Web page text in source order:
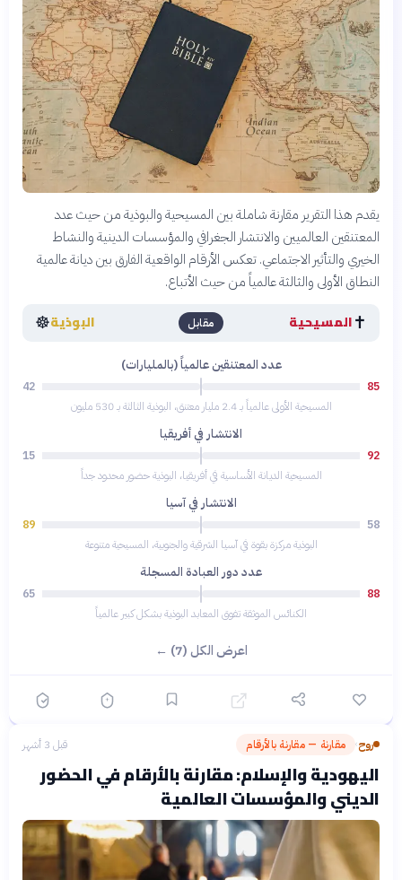
يقدم هذا التقرير مقارنة شاملة بين المسيحية والبوذية من حيث عدد
المعتنقين العالميين والانتشار الجغرافي والمؤسسات الدينية والنشاط
الخيري والتأثير الاجتماعي. تعكس الأرقام الواقعية الفارق بين ديانة عالمية
النطاق الأولى والثالثة عالمياً من حيث الأتباع.
✝️المسيحية مقابل البوذية☸️
عدد المعتنقين عالمياً (بالمليارات)
85
42
المسيحية الأولى عالمياً بـ 2.4 مليار معتنق، البوذية الثالثة بـ 530 مليون
الانتشار في أفريقيا
92
15
المسيحية الديانة الأساسية في أفريقيا، البوذية حضور محدود جداً
الانتشار في آسيا
58
89
البوذية مركزة بقوة في آسيا الشرقية والجنوبية، المسيحية متنوعة
عدد دور العبادة المسجلة
88
65
الكنائس الموثقة تفوق المعابد البوذية بشكل كبير عالمياً
اعرض الكل (7) ←
روح› مقارنة — مقارنة بالأرقام قبل 3 أشهر
اليهودية والإسلام: مقارنة بالأرقام في الحضور
الديني والمؤسسات العالمية